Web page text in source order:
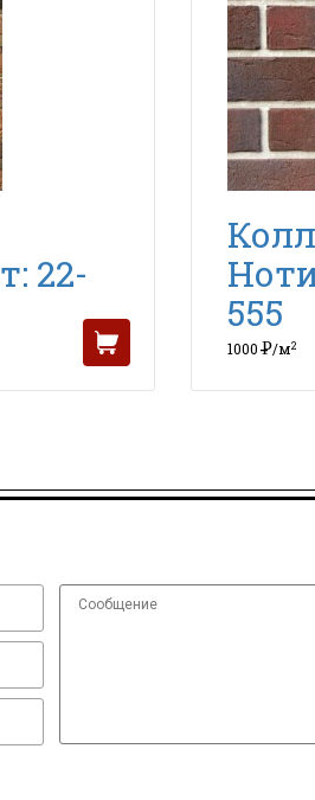
22-
555
1000Р/м2